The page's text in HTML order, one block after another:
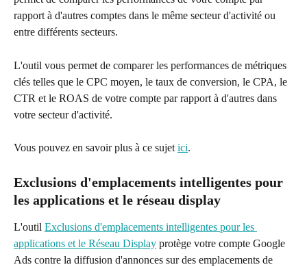
rapport à d'autres comptes dans le même secteur d'activité ou
entre différents secteurs.
L'outil vous permet de comparer les performances de métriques
clés telles que le CPC moyen, le taux de conversion, le CPA, le
CTR et le ROAS de votre compte par rapport à d'autres dans
votre secteur d'activité.
Vous pouvez en savoir plus à ce sujet ici.
Exclusions d'emplacements intelligentes pour
les applications et le réseau display
L'outil Exclusions d'emplacements intelligentes pour les
applications et le Réseau Display protège votre compte Google
Ads contre la diffusion d'annonces sur des emplacements de